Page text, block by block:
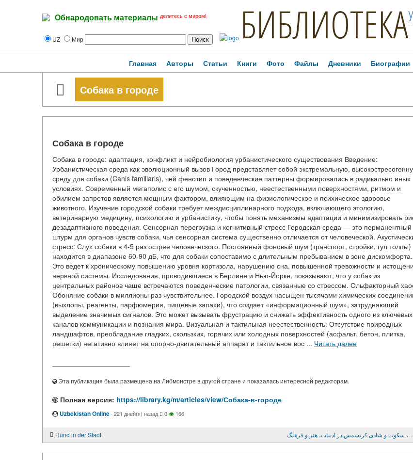
Обнародовать материалы делитесь с миром!
UZ Мир БИБЛИОТЕКА
Главная Авторы Статьи Книги Фото Файлы Дневники Биографии
Собака в городе
Собака в городе
Собака в городе: адаптация, конфликт и нейробиология урбанистического существования Введение:
Урбанистическая среда как эволюционный вызов Город представляет собой экстремальную,
среду для собаки (Canis familiaris), чей фенотип и поведенческие паттерны формировались в радикально иных
условиях. Современный мегаполис с его шумом, скученностью, неестественными поверхностями, ритмом и
обилием запретов является мощным фактором, влияющим на физиологическое и психическое здоровье
животного. Изучение городской собаки требует междисциплинарного подхода, включающего этологию,
ветеринарную медицину, психологию и урбанистику, чтобы понять механизмы адаптации и минимизировать
дезадаптивного поведения. Сенсорная перегрузка и когнитивный стресс Городская среда — это перманентный
штурм для органов чувств собаки, чья сенсорная система существенно отличается от человеческой.
стресс: Слух собаки в 4-5 раз острее человеческого. Постоянный фоновый шум (транспорт, стройки, гул толпы)
находится в диапазоне 60-90 дБ, что для собаки сопоставимо с длительным пребыванием в зоне дискомфорта.
Это ведет к хроническому повышению уровня кортизола, нарушению сна, повышенной тревожности и
нервной системы. Исследования, проводившиеся в Берлине и Нью-Йорке, показывают, что у собак из
центральных районов чаще встречаются поведенческие патологии, связанные со стрессом. Ольфакторный
Обоняние собаки в миллионы раз чувствительнее. Городской воздух насыщен тысячами химических
(выхлопы, реагенты, парфюмерия, пищевые запахи), что создает «информационный шум», затрудняющий
выделение значимых сигналов. Это может вызывать фрустрацию и снижать эффективность одного из ключевых
каналов коммуникации и познания мира. Визуальная и тактильная неестественность: Отсутствие природных
ландшафтов, преобладание гладких, скользких, горячих или холодных поверхностей (асфальт, бетон, плитка,
решетки) негативно влияет на опорно-двигательный аппарат и тактильное вос ... Читать далее
Эта публикация была размещена на Либмонстре в другой стране и показалась интересной редакторам.
Полная версия: https://library.kg/m/articles/view/Собака-в-городе
Uzbekistan Online · 221 дней(я) назад 0 166
Hund in der Stadt آرامش، سکوت و شادی کریسمس در ادبیات، هنر و فرهنگ